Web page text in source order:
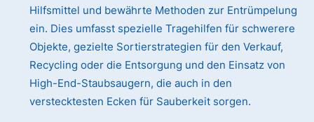
Hilfsmittel und bewährte Methoden zur Entrümpelung
ein. Dies umfasst spezielle Tragehilfen für schwerere
Objekte, gezielte Sortierstrategien für den Verkauf,
Recycling oder die Entsorgung und den Einsatz von
High-End-Staubsaugern, die auch in den
verstecktesten Ecken für Sauberkeit sorgen.